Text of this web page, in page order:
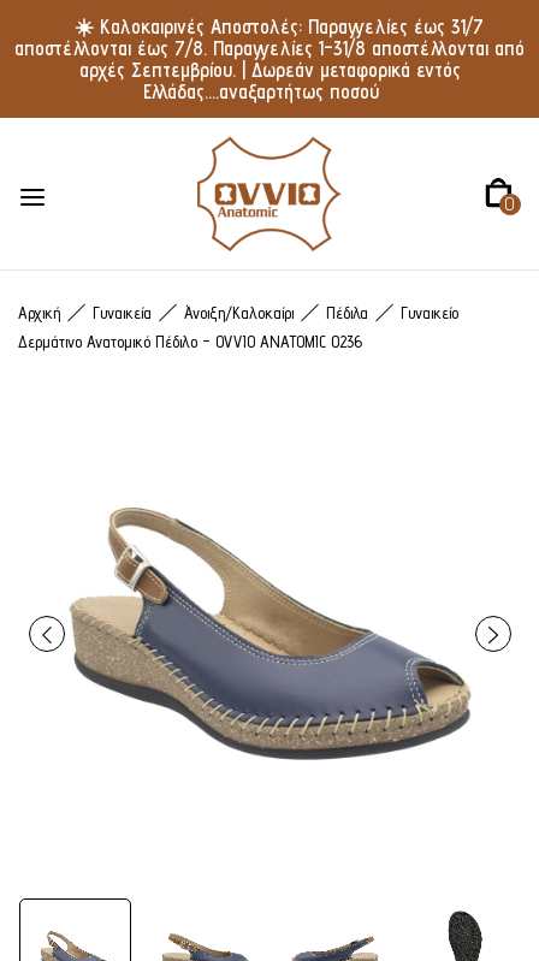
☀️ Καλοκαιρινές Αποστολές: Παραγγελίες έως 31/7
αποστέλλονται έως 7/8. Παραγγελίες 1–31/8 αποστέλλονται από
αρχές Σεπτεμβρίου. | Δωρεάν μεταφορικά εντός
Ελλάδας....αναξαρτήτως ποσού
0
Αρχική Γυναικεία Άνοιξη/Καλοκαίρι Πέδιλα
Γυναικείο
Δερμάτινο Ανατομικό Πέδιλο – OVVIO ANATOMIC 0236